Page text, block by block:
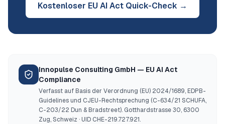
Kostenloser EU AI Act Quick-Check →
Innopulse Consulting GmbH — EU AI Act
Compliance
Verfasst auf Basis der Verordnung (EU) 2024/1689, EDPB-
Guidelines und CJEU-Rechtsprechung (C-634/21 SCHUFA,
C-203/22 Dun & Bradstreet). Gotthardstrasse 30, 6300
Zug, Schweiz · UID CHE-219.727.921.